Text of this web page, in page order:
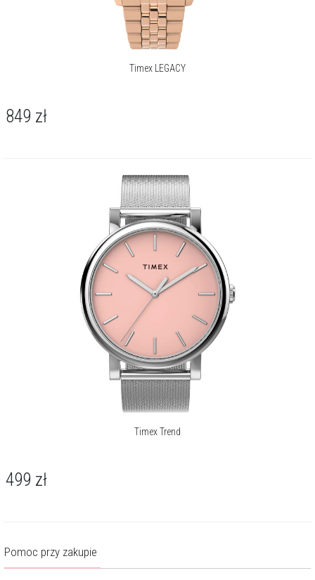
Timex LEGACY
849 zł
Timex Trend
499 zł
Pomoc przy zakupie